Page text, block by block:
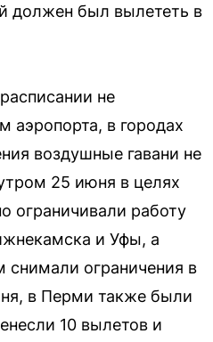
должен был вылететь в
не
аэропорта, в городах
воздушные гавани не
25 июня в целях
ограничивали работу
и Уфы, а
снимали ограничения в
в Перми также были
10 вылетов и